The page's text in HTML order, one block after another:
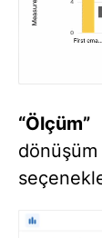
“Ölçüm”